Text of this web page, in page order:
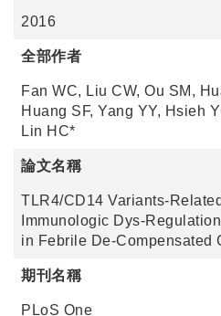
2016
全部作者
Fan WC, Liu CW, Ou SM,
Huang SF, Yang YY, Hsieh
Lin HC*
論文名稱
TLR4/CD14 Variants-
Immunologic Dys-
in Febrile De-Compensated
期刊名稱
PLoS One